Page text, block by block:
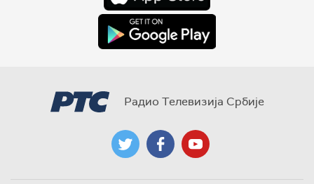
Радио Телевизија Србије